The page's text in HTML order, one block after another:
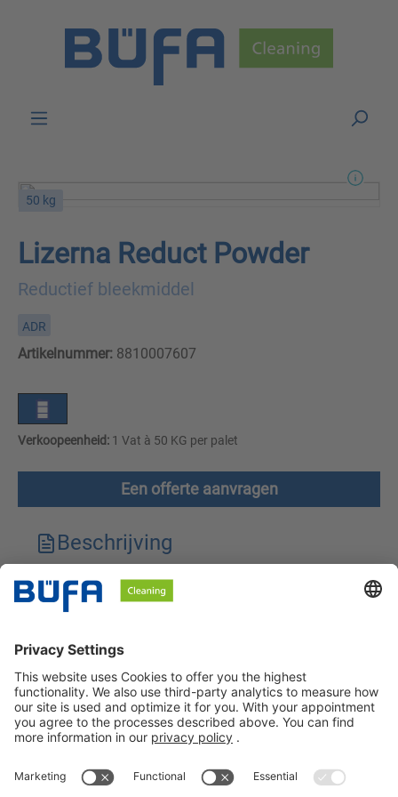
50 kg
Lizerna Reduct Powder
Reductief bleekmiddel
ADR
Artikelnummer: 8810007607
Verkoopeenheid: 1 Vat à 50 KG per palet
Een offerte aanvragen
Beschrijving
Technische kenmerken
Veiligheidsinstructies